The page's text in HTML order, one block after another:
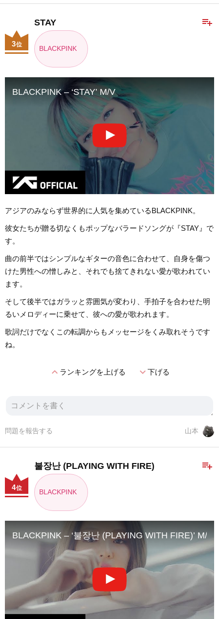
playlist_add
STAY
BLACKPINK
3位
BLACKPINK – ‘STAY’ M/V
アジアのみならず世界的に人気を集めているBLACKPINK。
彼女たちが贈る切なくもポップなバラードソングが『STAY』で
す。
曲の前半ではシンプルなギターの音色に合わせて、自身を傷つ
けた男性への憎しみと、それでも捨てきれない愛が歌われてい
ます。
そして後半ではガラッと雰囲気が変わり、手拍子を合わせた明
るいメロディーに乗せて、彼への愛が歌われます。
歌詞だけでなくこの転調からもメッセージをくみ取れそうです
ね。
expand_lessランキングを上げる expand_more下げる
山本
問題を報告する
playlist_add
불장난 (PLAYING WITH FIRE)
BLACKPINK
4位
BLACKPINK – ‘불장난 (PLAYING WITH FIRE)’ M/V